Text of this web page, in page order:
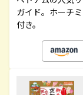
ガイド。ホーチ
付き。